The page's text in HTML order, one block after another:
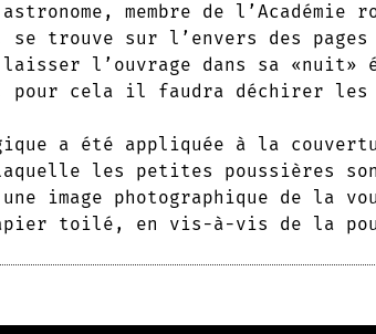
membre de
se trouve sur l’envers des
l’ouvrage dans sa
pour cela il faudra déchirer les
a été appliquée à la
les petites poussières
image photographique de la
toilé, en vis-à-vis de la